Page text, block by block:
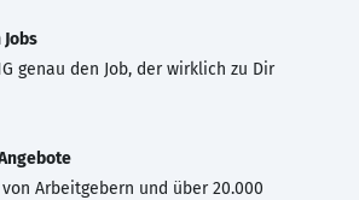
genau den Job, der wirklich zu Dir
Arbeitgebern und über 20.000